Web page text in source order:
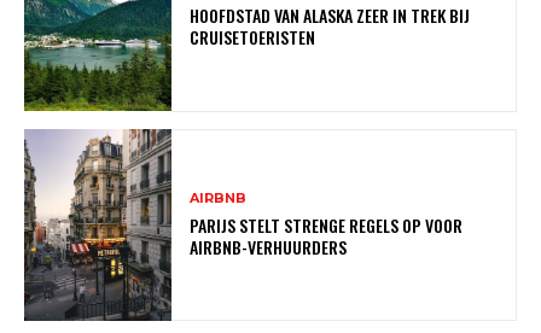
HOOFDSTAD VAN ALASKA ZEER IN TREK BIJ
CRUISETOERISTEN
AIRBNB
PARIJS STELT STRENGE REGELS OP VOOR
AIRBNB-VERHUURDERS